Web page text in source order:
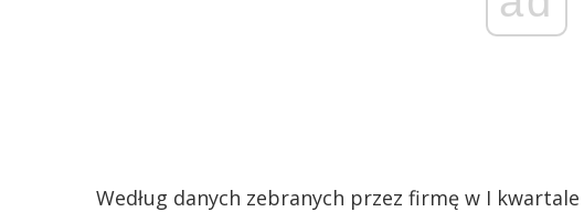
Według danych zebranych przez firmę w I